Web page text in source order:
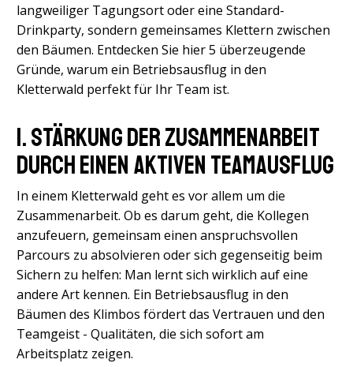
langweiliger Tagungsort oder eine Standard-
Drinkparty, sondern gemeinsames Klettern zwischen
den Bäumen. Entdecken Sie hier 5 überzeugende
Gründe, warum ein Betriebsausflug in den
Kletterwald perfekt für Ihr Team ist.
1. Stärkung der Zusammenarbeit
durch einen aktiven Teamausflug
In einem Kletterwald geht es vor allem um die
Zusammenarbeit. Ob es darum geht, die Kollegen
anzufeuern, gemeinsam einen anspruchsvollen
Parcours zu absolvieren oder sich gegenseitig beim
Sichern zu helfen: Man lernt sich wirklich auf eine
andere Art kennen. Ein Betriebsausflug in den
Bäumen des Klimbos fördert das Vertrauen und den
Teamgeist - Qualitäten, die sich sofort am
Arbeitsplatz zeigen.